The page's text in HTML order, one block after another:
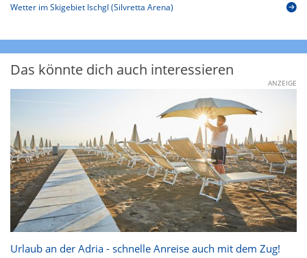
Wetter im Skigebiet Ischgl (Silvretta Arena)
Das könnte dich auch interessieren
ANZEIGE
Urlaub an der Adria - schnelle Anreise auch mit dem Zug!